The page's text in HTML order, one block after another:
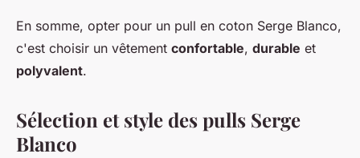
En somme, opter pour un pull en coton Serge Blanco,
c'est choisir un vêtement confortable, durable et
polyvalent.
Sélection et style des pulls Serge
Blanco